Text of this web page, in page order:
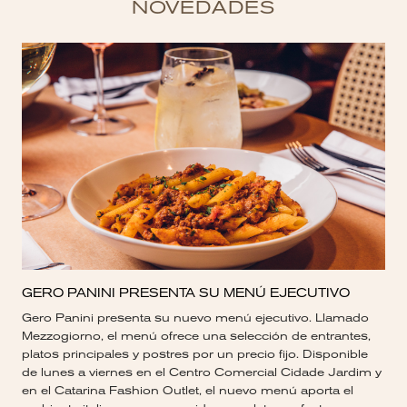
NOVEDADES
GERO PANINI PRESENTA SU MENÚ EJECUTIVO
Gero Panini presenta su nuevo menú ejecutivo. Llamado
Mezzogiorno, el menú ofrece una selección de entrantes,
platos principales y postres por un precio fijo. Disponible
de lunes a viernes en el Centro Comercial Cidade Jardim y
en el Catarina Fashion Outlet, el nuevo menú aporta el